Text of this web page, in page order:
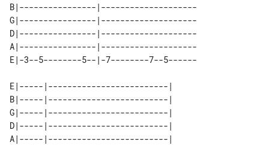
B|----------------|--------------------
G|----------------|--------------------
D|----------------|--------------------
A|----------------|--------------------
E|-3--5--------5--|-7--------7--5------
E|-----|-------------------------|
B|-----|-------------------------|
G|-----|-------------------------|
D|-----|-------------------------|
A|-----|-------------------------|